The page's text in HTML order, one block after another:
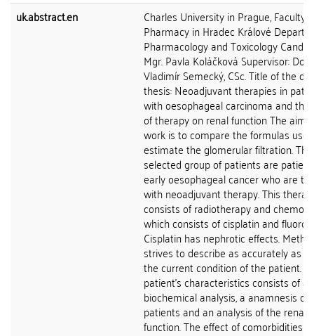
uk.abstract.en
Charles University in Prague, Faculty
Pharmacy in Hradec Králové
Pharmacology and Toxicology
Mgr. Pavla Koláčková Supervisor:
Vladimír Semecký, CSc. Title of the
thesis: Neoadjuvant therapies in
with oesophageal carcinoma and the
of therapy on renal function The aim
work is to compare the formulas
estimate the glomerular filtration. The
selected group of patients are
early oesophageal cancer who are
with neoadjuvant therapy. This
consists of radiotherapy and
which consists of cisplatin and
Cisplatin has nephrotic effects.
strives to describe as accurately as
the current condition of the patient.
patient's characteristics consists of a
biochemical analysis, a anamnesis of
patients and an analysis of the renal
function. The effect of comorbidities